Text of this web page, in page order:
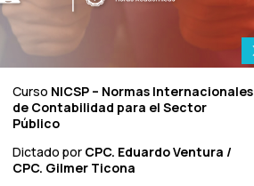
Curso NICSP – Normas Internacionales
de Contabilidad para el Sector
Público
Dictado por CPC. Eduardo Ventura /
CPC. Gilmer Ticona